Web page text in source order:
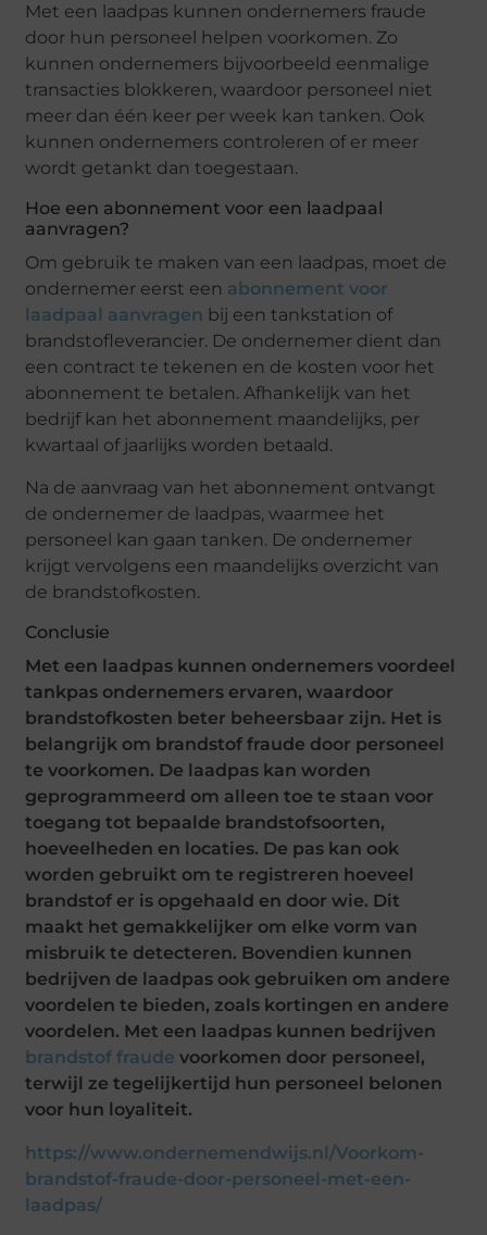
Met een laadpas kunnen ondernemers fraude
door hun personeel helpen voorkomen. Zo
kunnen ondernemers bijvoorbeeld eenmalige
transacties blokkeren, waardoor personeel niet
meer dan één keer per week kan tanken. Ook
kunnen ondernemers controleren of er meer
wordt getankt dan toegestaan.
Hoe een abonnement voor een laadpaal
aanvragen?
Om gebruik te maken van een laadpas, moet de
ondernemer eerst een abonnement voor
laadpaal aanvragen bij een tankstation of
brandstofleverancier. De ondernemer dient dan
een contract te tekenen en de kosten voor het
abonnement te betalen. Afhankelijk van het
bedrijf kan het abonnement maandelijks, per
kwartaal of jaarlijks worden betaald.
Na de aanvraag van het abonnement ontvangt
de ondernemer de laadpas, waarmee het
personeel kan gaan tanken. De ondernemer
krijgt vervolgens een maandelijks overzicht van
de brandstofkosten.
Conclusie
Met een laadpas kunnen ondernemers voordeel
tankpas ondernemers ervaren, waardoor
brandstofkosten beter beheersbaar zijn. Het is
belangrijk om brandstof fraude door personeel
te voorkomen. De laadpas kan worden
geprogrammeerd om alleen toe te staan ​​voor
toegang tot bepaalde brandstofsoorten,
hoeveelheden en locaties. De pas kan ook
worden gebruikt om te registreren hoeveel
brandstof er is opgehaald en door wie. Dit
maakt het gemakkelijker om elke vorm van
misbruik te detecteren. Bovendien kunnen
bedrijven de laadpas ook gebruiken om andere
voordelen te bieden, zoals kortingen en andere
voordelen. Met een laadpas kunnen bedrijven
brandstof fraude voorkomen door personeel,
terwijl ze tegelijkertijd hun personeel belonen
voor hun loyaliteit.
https://www.ondernemendwijs.nl/Voorkom-
brandstof-fraude-door-personeel-met-een-
laadpas/